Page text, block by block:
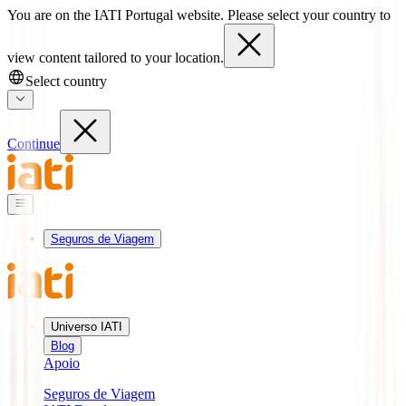
You are on the IATI Portugal website. Please select your country to
view content tailored to your location.
Select country
Continue
Seguros de Viagem
Universo IATI
Blog
Apoio
Seguros de Viagem